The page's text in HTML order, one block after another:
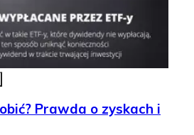
Prawda o zyskach i